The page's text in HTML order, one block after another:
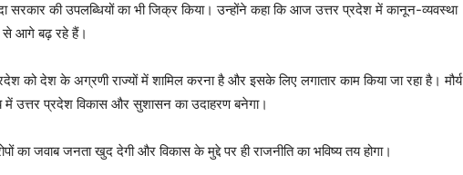
सरकार की उपलब्धियों का भी जिक्र किया। उन्होंने कहा कि आज उत्तर प्रदेश में कानून-व्यवस्था
से आगे बढ़ रहे हैं।
को देश के अग्रणी राज्यों में शामिल करना है और इसके लिए लगातार काम किया जा रहा है। मौर्य
उत्तर प्रदेश विकास और सुशासन का उदाहरण बनेगा।
का जवाब जनता खुद देगी और विकास के मुद्दे पर ही राजनीति का भविष्य तय होगा।